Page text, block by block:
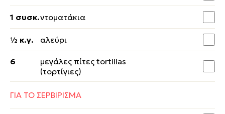
1 συσκ.ντοματάκια
½ κ.γ. αλεύρι
6
μεγάλες πίτες tortillas
(τορτίγιες)
ΓΙΑ ΤΟ ΣΕΡΒΙΡΙΣΜΑ